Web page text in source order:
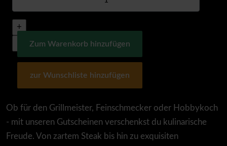
Ob für den Grillmeister, Feinschmecker oder Hobbykoch
- mit unseren Gutscheinen verschenkst du kulinarische
Freude. Von zartem Steak bis hin zu exquisiten